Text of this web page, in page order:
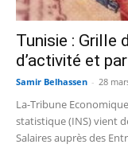
Tunisie : Grille
d’activité et
Samir Belhassen - 28
La-Tribune
statistique (INS) vient
Salaires auprès des